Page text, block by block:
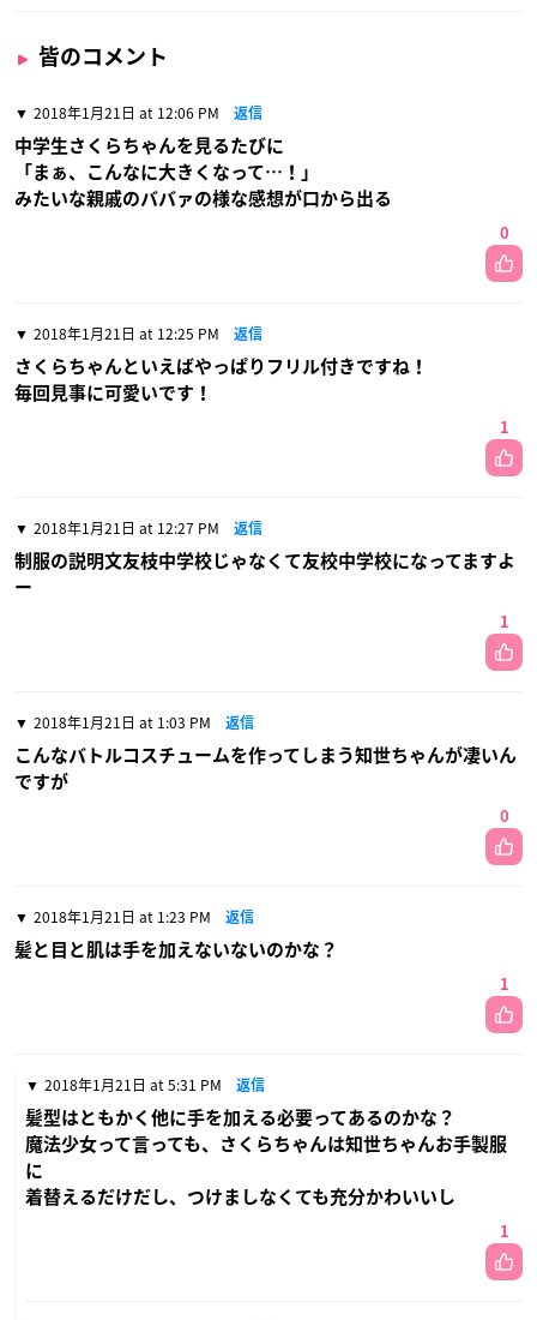
皆のコメント
2018年1月21日 at 12:06 PM 返信
中学生さくらちゃんを見るたびに
「まぁ、こんなに大きくなって…！」
みたいな親戚のババァの様な感想が口から出る
0
2018年1月21日 at 12:25 PM 返信
さくらちゃんといえばやっぱりフリル付きですね！
毎回見事に可愛いです！
1
2018年1月21日 at 12:27 PM 返信
制服の説明文友枝中学校じゃなくて友校中学校になってますよ
ー
1
2018年1月21日 at 1:03 PM 返信
こんなバトルコスチュームを作ってしまう知世ちゃんが凄いん
ですが
0
2018年1月21日 at 1:23 PM 返信
髪と目と肌は手を加えないないのかな？
1
2018年1月21日 at 5:31 PM 返信
髪型はともかく他に手を加える必要ってあるのかな？
魔法少女って言っても、さくらちゃんは知世ちゃんお手製服
に
着替えるだけだし、つけましなくても充分かわいいし
1